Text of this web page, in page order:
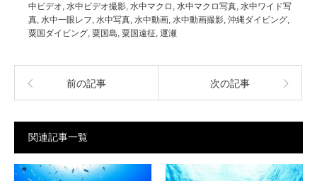
中ビデオ 水中ビデオ撮影 水中マクロ 水中マクロ写真 水中ワイド写
真 水中一眼レフ 水中写真 水中動画 水中動画撮影 沖縄ダイビング
粟国ダイビング 粟国島 粟国遠征 運瀬
前の記事 次の記事
関連記事一覧